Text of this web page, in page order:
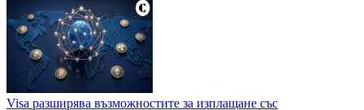
Visa разширява възможностите за изплащане със